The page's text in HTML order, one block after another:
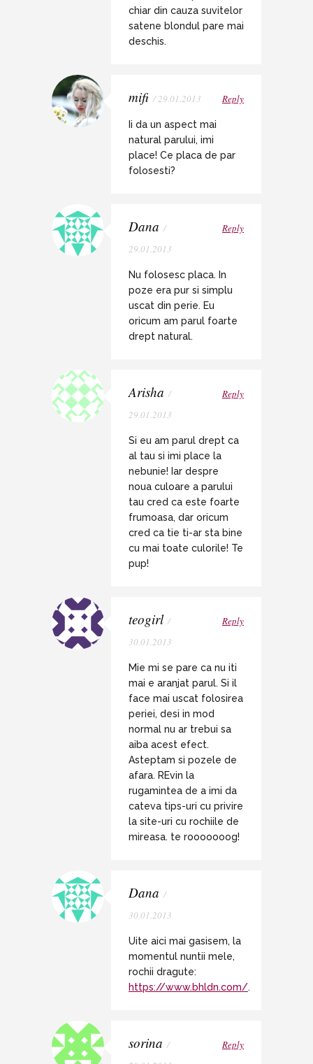
chiar din cauza suvitelor
satene blondul pare mai
deschis.
mifi / 29.01.2013 Reply
Ii da un aspect mai
natural parului, imi
place! Ce placa de par
folosesti?
Dana /
29.01.2013
Reply
Nu folosesc placa. In
poze era pur si simplu
uscat din perie. Eu
oricum am parul foarte
drept natural.
Arisha /
29.01.2013
Reply
Si eu am parul drept ca
al tau si imi place la
nebunie! Iar despre
noua culoare a parului
tau cred ca este foarte
frumoasa, dar oricum
cred ca tie ti-ar sta bine
cu mai toate culorile! Te
pup!
teogirl /
30.01.2013
Reply
Mie mi se pare ca nu iti
mai e aranjat parul. Si il
face mai uscat folosirea
periei, desi in mod
normal nu ar trebui sa
aiba acest efect.
Asteptam si pozele de
afara. REvin la
rugamintea de a imi da
cateva tips-uri cu privire
la site-uri cu rochiile de
mireasa. te rooooooog!
Dana /
30.01.2013
Uite aici mai gasisem, la
momentul nuntii mele,
rochii dragute:
https://www.bhldn.com/.
sorina /
Reply